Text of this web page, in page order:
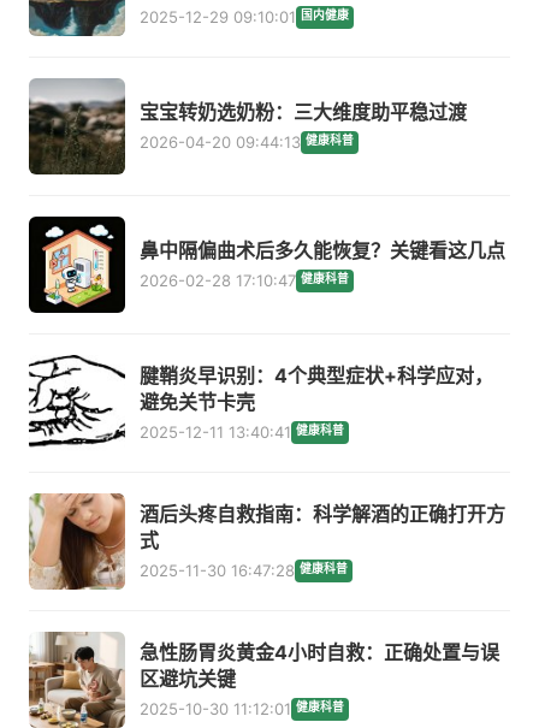
2025-12-29 09:10:01 国内健康
宝宝转奶选奶粉：三大维度助平稳过渡
2026-04-20 09:44:13 健康科普
鼻中隔偏曲术后多久能恢复？关键看这几点
2026-02-28 17:10:47 健康科普
腱鞘炎早识别：4个典型症状+科学应对，
避免关节卡壳
2025-12-11 13:40:41 健康科普
酒后头疼自救指南：科学解酒的正确打开方
式
2025-11-30 16:47:28 健康科普
急性肠胃炎黄金4小时自救：正确处置与误
区避坑关键
2025-10-30 11:12:01 健康科普